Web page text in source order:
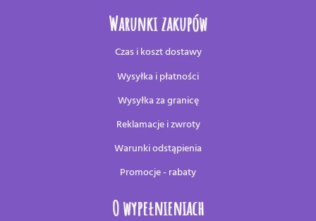
Warunki zakupów
Czas i koszt dostawy
Wysyłka i płatności
Wysyłka za granicę
Reklamacje i zwroty
Warunki odstąpienia
Promocje - rabaty
O wypełnieniach